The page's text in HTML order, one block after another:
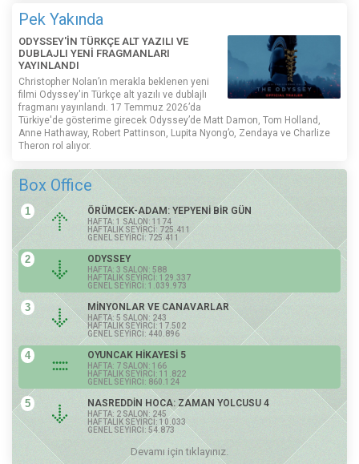
Pek Yakında
ODYSSEY'İN TÜRKÇE ALT YAZILI VE
DUBLAJLI YENİ FRAGMANLARI
YAYINLANDI
Christopher Nolan’ın merakla beklenen yeni
filmi Odyssey'in Türkçe alt yazılı ve dublajlı
fragmanı yayınlandı. 17 Temmuz 2026’da
Türkiye'de gösterime girecek Odyssey’de Matt Damon, Tom Holland,
Anne Hathaway, Robert Pattinson, Lupita Nyong’o, Zendaya ve Charlize
Theron rol alıyor.
Box Office
1 ÖRÜMCEK-ADAM: YEPYENİ BİR GÜN
HAFTA: 1 SALON: 1174
HAFTALIK SEYİRCİ: 725.411
GENEL SEYİRCİ: 725.411
2 ODYSSEY
HAFTA: 3 SALON: 588
HAFTALIK SEYİRCİ: 129.337
GENEL SEYİRCİ: 1.039.973
3 MİNYONLAR VE CANAVARLAR
HAFTA: 5 SALON: 243
HAFTALIK SEYİRCİ: 17.502
GENEL SEYİRCİ: 440.896
4 OYUNCAK HİKAYESİ 5
HAFTA: 7 SALON: 166
HAFTALIK SEYİRCİ: 11.822
GENEL SEYİRCİ: 860.124
5 NASREDDİN HOCA: ZAMAN YOLCUSU 4
HAFTA: 2 SALON: 245
HAFTALIK SEYİRCİ: 10.033
GENEL SEYİRCİ: 54.873
Devamı için tıklayınız.